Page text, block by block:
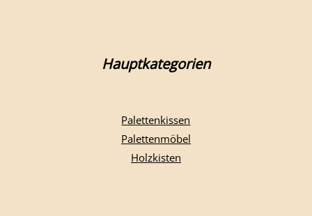
Hauptkategorien
Palettenkissen
Palettenmöbel
Holzkisten